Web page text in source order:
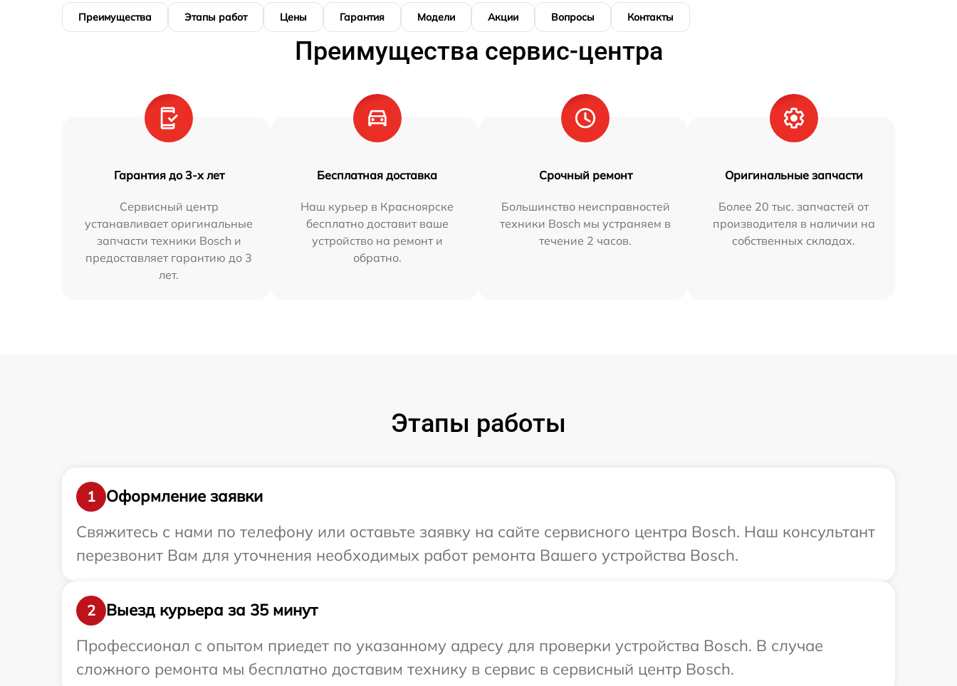
Преимущества Этапы работ Цены Гарантия Модели Акции Вопросы Контакты
Преимущества сервис-центра
Гарантия до 3-х лет
Сервисный центр
устанавливает оригинальные
запчасти техники Bosch и
предоставляет гарантию до 3
лет.
Бесплатная доставка
Наш курьер в Красноярске
бесплатно доставит ваше
устройство на ремонт и
обратно.
Срочный ремонт
Большинство неисправностей
техники Bosch мы устраняем в
течение 2 часов.
Оригинальные запчасти
Более 20 тыс. запчастей от
производителя в наличии на
собственных складах.
Этапы работы
1
Оформление заявки
Свяжитесь с нами по телефону или оставьте заявку на сайте сервисного центра Bosch. Наш консультант
перезвонит Вам для уточнения необходимых работ ремонта Вашего устройства Bosch.
2
Выезд курьера за 35 минут
Профессионал с опытом приедет по указанному адресу для проверки устройства Bosch. В случае
сложного ремонта мы бесплатно доставим технику в сервис в сервисный центр Bosch.